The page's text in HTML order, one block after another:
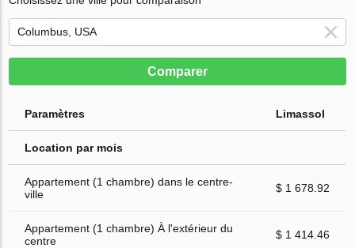
Comparer
Paramètres Limassol
Location par mois
Appartement (1 chambre) dans le centre-
ville
$ 1 678.92
Appartement (1 chambre) À l'extérieur du
centre
$ 1 414.46